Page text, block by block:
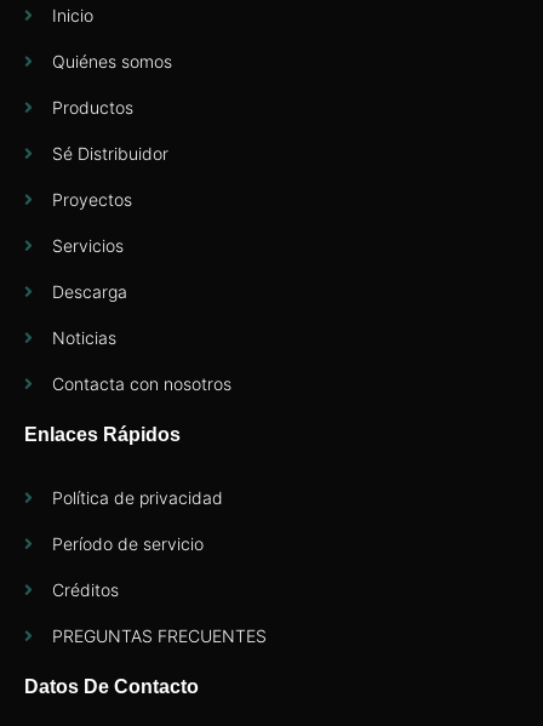
Inicio
Quiénes somos
Productos
Sé Distribuidor
Proyectos
Servicios
Descarga
Noticias
Contacta con nosotros
Enlaces Rápidos
Política de privacidad
Período de servicio
Créditos
PREGUNTAS FRECUENTES
Datos De Contacto